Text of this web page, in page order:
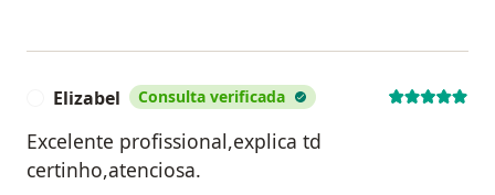
Elizabel Consulta verificada
Excelente profissional,explica td
certinho,atenciosa.